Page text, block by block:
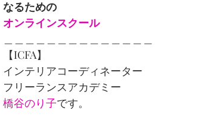
なるための
オンラインスクール
【ICFA】
インテリアコーディネーター
フリーランスアカデミー
橋谷のり子です。